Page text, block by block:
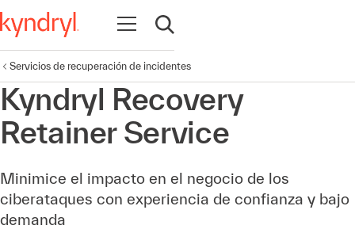
Abrir navegación
Abrir búsqueda
Servicios de recuperación de incidentes
Kyndryl Recovery
Retainer Service
Minimice el impacto en el negocio de los
ciberataques con experiencia de confianza y bajo
demanda